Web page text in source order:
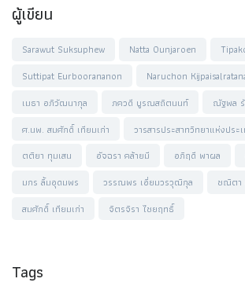
ผู้เขียน
Sarawut Suksuphew Natta Ounjaroen
Suttipat Eurboorananon
Naruchon
เมธา อภิวัฒนากุล
ภควดี บูรณสถิตนนท์
ณัฐพล
ศ.นพ. สมศักดิ์ เทียมเก่า
วารสารประสาทวิทยาแห่งประ
ตติยา ทุมเสน
อัจฉรา คล้ายมี อภิฤดี พาผล
มกร ลิ้มอุดมพร
วรรณพร เอี่ยมวรวุฒิกุล
ชณิตา
สมศักดิ์ เทียมเก่า
จิตรจิรา ไชยฤทธิ์
Tags